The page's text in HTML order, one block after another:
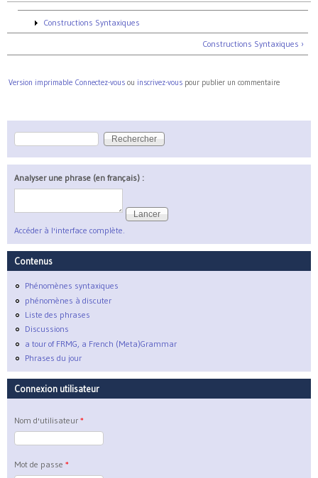
Constructions Syntaxiques
Constructions Syntaxiques ›
Version imprimable Connectez-vous ou inscrivez-vous pour publier un commentaire
Formulaire de recherche
Rechercher
Analyser une phrase (en français) :
Accéder à l'interface complète.
Contenus
Phénomènes syntaxiques
phénomènes à discuter
Liste des phrases
Discussions
a tour of FRMG, a French (Meta)Grammar
Phrases du jour
Connexion utilisateur
Nom d'utilisateur *
Mot de passe *